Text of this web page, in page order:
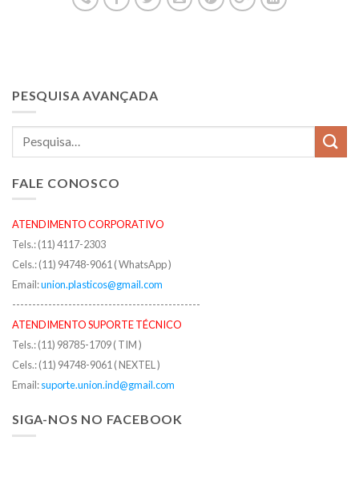
PESQUISA AVANÇADA
FALE CONOSCO
ATENDIMENTO CORPORATIVO
Tels.: (11) 4117-2303
Cels.: (11) 94748-9061 ( WhatsApp )
Email:union.plasticos@gmail.com
-----------------------------------------------
ATENDIMENTO SUPORTE TÉCNICO
Tels.: (11) 98785-1709 ( TIM )
Cels.: (11) 94748-9061 ( NEXTEL )
Email:suporte.union.ind@gmail.com
SIGA-NOS NO FACEBOOK